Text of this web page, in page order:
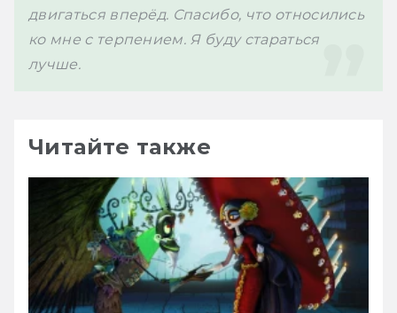
двигаться вперёд. Спасибо, что относились
ко мне с терпением. Я буду стараться
лучше.
Читайте также